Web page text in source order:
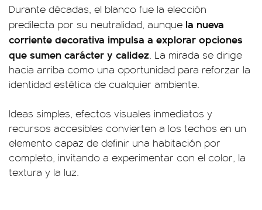
Durante décadas, el blanco fue la elección
predilecta por su neutralidad, aunque la nueva
corriente decorativa impulsa a explorar opciones
que sumen carácter y calidez. La mirada se dirige
hacia arriba como una oportunidad para reforzar la
identidad estética de cualquier ambiente.
Ideas simples, efectos visuales inmediatos y
recursos accesibles convierten a los techos en un
elemento capaz de definir una habitación por
completo, invitando a experimentar con el color, la
textura y la luz.